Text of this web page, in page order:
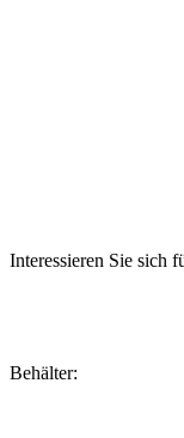
Interessieren Sie sich
Behälter: